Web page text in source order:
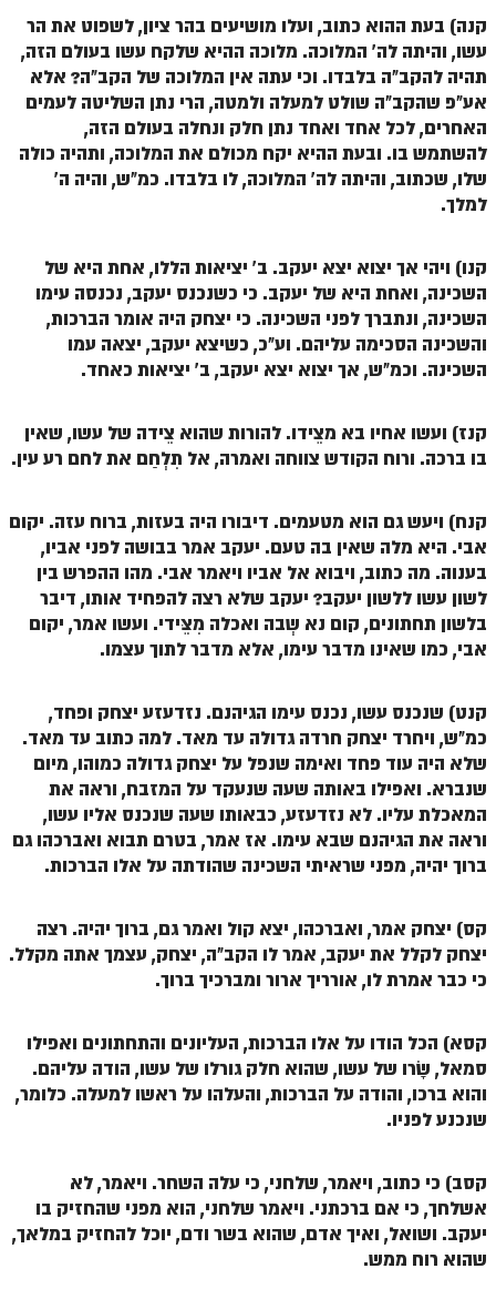
קנה) בעת ההוא כתוב, ועלו מושיעים בהר ציון, לשפוט את הר
עשו, והיתה לה' המלוכה. מלוכה ההיא שלקח עשו בעולם הזה,
תהיה להקב"ה בלבדו. וכי עתה אין המלוכה של הקב"ה? אלא
אע"פ שהקב"ה שולט למעלה ולמטה, הרי נתן השליטה לעמים
האחרים, לכל אחד ואחד נתן חלק ונחלה בעולם הזה,
להשתמש בו. ובעת ההיא יקח מכולם את המלוכה, ותהיה כולה
שלו, שכתוב, והיתה לה' המלוכה, לו בלבדו. כמ"ש, והיה ה'
למלך.
קנו) ויהי אך יצוא יצא יעקב. ב' יציאות הללו, אחת היא של
השכינה, ואחת היא של יעקב. כי כשנכנס יעקב, נכנסה עימו
השכינה, ונתברך לפני השכינה. כי יצחק היה אומר הברכות,
והשכינה הסכימה עליהם. וע"כ, כשיצא יעקב, יצאה עמו
השכינה. וכמ"ש, אך יצוא יצא יעקב, ב' יציאות כאחד.
קנז) ועשו אחיו בא מצֵידו. להורות שהוא צֵידה של עשו, שאין
בו ברכה. ורוח הקודש צווחה ואמרה, אל תִלְחַם את לחם רע עין.
קנח) ויעש גם הוא מטעמים. דיבורו היה בעזות, ברוח עזה. יקום
אבי. היא מלה שאין בה טעם. יעקב אמר בבושה לפני אביו,
בענוה. מה כתוב, ויבוא אל אביו ויאמר אבי. מהו ההפרש בין
לשון עשו ללשון יעקב? יעקב שלא רצה להפחיד אותו, דיבר
בלשון תחתונים, קום נא שְבה ואכלה מִצֵּידי. ועשו אמר, יקום
אבי, כמו שאינו מדבר עימו, אלא מדבר לתוך עצמו.
קנט) שנכנס עשו, נכנס עימו הגיהנם. נזדעזע יצחק ופחד,
כמ"ש, ויחרד יצחק חרדה גדולה עד מאד. למה כתוב עד מאד.
שלא היה עוד פחד ואימה שנפל על יצחק גדולה כמוהו, מיום
שנברא. ואפילו באותה שעה שנעקד על המזבח, וראה את
המאכלת עליו. לא נזדעזע, כבאותו שעה שנכנס אליו עשו,
וראה את הגיהנם שבא עימו. אז אמר, בטרם תבוא ואברכהו גם
ברוך יהיה, מפני שראיתי השכינה שהודתה על אלו הברכות.
קס) יצחק אמר, ואברכהו, יצא קול ואמר גם, ברוך יהיה. רצה
יצחק לקלל את יעקב, אמר לו הקב"ה, יצחק, עצמך אתה מקלל.
כי כבר אמרת לו, אורריך ארור ומברכיך ברוך.
קסא) הכל הודו על אלו הברכות, העליונים והתחתונים ואפילו
סמאל, שָׂרו של עשו, שהוא חלק גורלו של עשו, הודה עליהם.
והוא ברכו, והודה על הברכות, והעלהו על ראשו למעלה. כלומר,
שנכנע לפניו.
קסב) כי כתוב, ויאמר, שלחני, כי עלה השחר. ויאמר, לא
אשלחך, כי אם ברכתני. ויאמר שלחני, הוא מפני שהחזיק בו
יעקב. ושואל, ואיך אדם, שהוא בשר ודם, יוכל להחזיק במלאך,
שהוא רוח ממש.